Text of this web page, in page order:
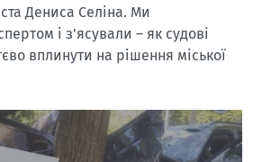
Дениса Селіна. Ми
і з'ясували – як судові
вплинути на рішення міської